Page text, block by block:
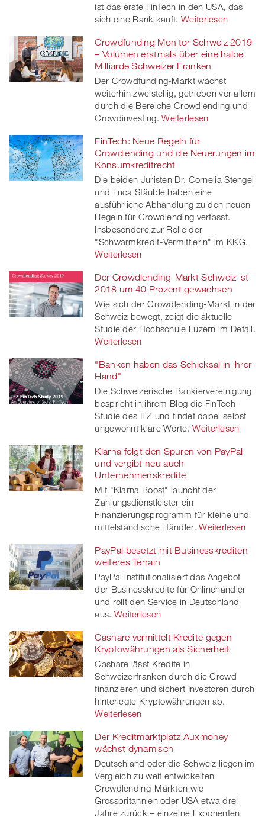
ist das erste FinTech in den USA, das
sich eine Bank kauft. Weiterlesen
Crowdfunding Monitor Schweiz 2019
– Volumen erstmals über eine halbe
Milliarde Schweizer Franken
Der Crowdfunding-Markt wächst
weiterhin zweistellig, getrieben vor allem
durch die Bereiche Crowdlending und
Crowdinvesting. Weiterlesen
FinTech: Neue Regeln für
Crowdlending und die Neuerungen im
Konsumkreditrecht
Die beiden Juristen Dr. Cornelia Stengel
und Luca Stäuble haben eine
ausführliche Abhandlung zu den neuen
Regeln für Crowdlending verfasst.
Insbesondere zur Rolle der
"Schwarmkredit-Vermittlerin" im KKG.
Weiterlesen
Der Crowdlending-Markt Schweiz ist
2018 um 40 Prozent gewachsen
Wie sich der Crowdlending-Markt in der
Schweiz bewegt, zeigt die aktuelle
Studie der Hochschule Luzern im Detail.
Weiterlesen
"Banken haben das Schicksal in ihrer
Hand"
Die Schweizerische Bankiervereinigung
bespricht in ihrem Blog die FinTech-
Studie des IFZ und findet dabei selbst
ungewohnt klare Worte. Weiterlesen
Klarna folgt den Spuren von PayPal
und vergibt neu auch
Unternehmenskredite
Mit "Klarna Boost" launcht der
Zahlungsdienstleister ein
Finanzierungsprogramm für kleine und
mittelständische Händler. Weiterlesen
PayPal besetzt mit Businesskrediten
weiteres Terrain
PayPal institutionalisiert das Angebot
der Businesskredite für Onlinehändler
und rollt den Service in Deutschland
aus. Weiterlesen
Cashare vermittelt Kredite gegen
Kryptowährungen als Sicherheit
Cashare lässt Kredite in
Schweizerfranken durch die Crowd
finanzieren und sichert Investoren durch
hinterlegte Kryptowährungen ab.
Weiterlesen
Der Kreditmarktplatz Auxmoney
wächst dynamisch
Deutschland oder die Schweiz liegen im
Vergleich zu weit entwickelten
Crowdlending-Märkten wie
Grossbritannien oder USA etwa drei
Jahre zurück – einzelne Exponenten